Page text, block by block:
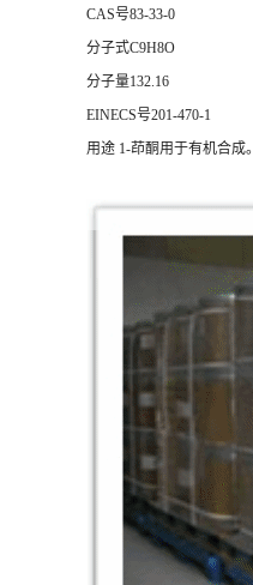
CAS号83-33-0
分子式C9H8O
分子量132.16
EINECS号201-470-1
用途 1-茚酮用于有机合成。